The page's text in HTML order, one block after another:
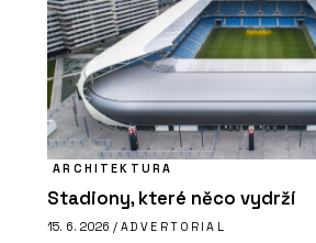
ARCHITEKTURA
Stadiony, které něco vydrží
15. 6. 2026 / ADVERTORIAL